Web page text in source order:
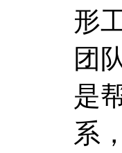
形
团
是
系